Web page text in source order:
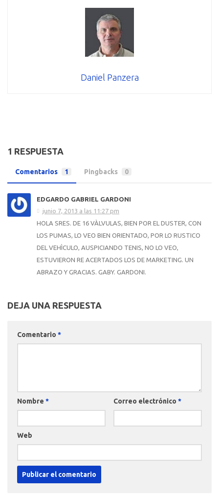
Daniel Panzera
1 RESPUESTA
Comentarios 1 Pingbacks 0
EDGARDO GABRIEL GARDONI
junio 7, 2013 a las 11:27 pm
HOLA SRES. DE 16 VÀLVULAS, BIEN POR EL DUSTER, CON
LOS PUMAS, LO VEO BIEN ORIENTADO, POR LO RUSTICO
DEL VEHÌCULO, AUSPICIANDO TENIS, NO LO VEO,
ESTUVIERON RE ACERTADOS LOS DE MARKETING. UN
ABRAZO Y GRACIAS. GABY. GARDONI.
DEJA UNA RESPUESTA
Comentario *
Nombre * Correo electrónico *
Web